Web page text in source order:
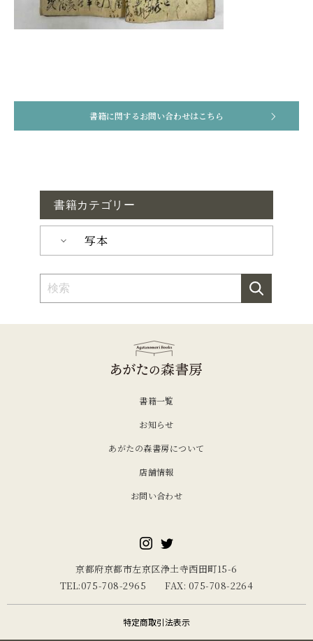
書籍に関するお問い合わせはこちら
書籍カテゴリー
写本
書籍一覧
お知らせ
あがたの森書房について
店舗情報
お問い合わせ
京都府京都市左京区浄土寺西田町15-6
TEL:075-708-2965 FAX: 075-708-2264
特定商取引法表示